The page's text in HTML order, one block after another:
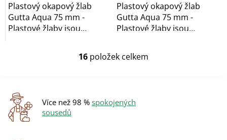
Plastový okapový žlab
Gutta Aqua 75 mm -
Plastové žlaby jsou
Plastový okapový žlab
Gutta Aqua 75 mm -
Plastové žlaby jsou
barvostálé....
O
d
a
16 položek celkem
Více než 98 % spokojených
sousedů